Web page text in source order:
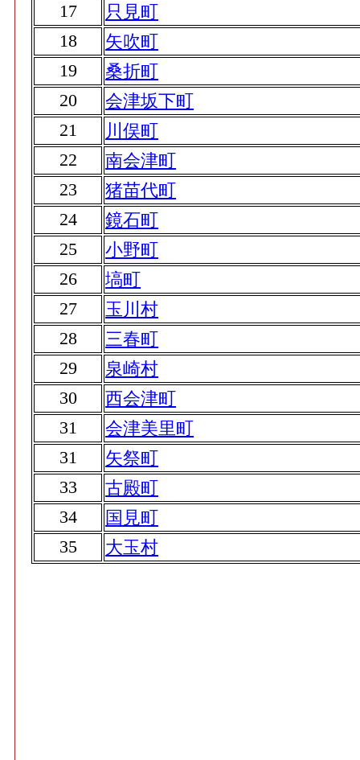
17
只見町
18
矢吹町
19
桑折町
20
会津坂下町
21
川俣町
22
南会津町
23
猪苗代町
24
鏡石町
25
小野町
26
塙町
27
玉川村
28
三春町
29
泉崎村
30
西会津町
31
会津美里町
31
矢祭町
33
古殿町
34
国見町
35
大玉村